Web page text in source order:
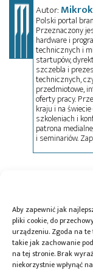
Aby zapewnić jak
pliki cookie, do
urządzeniu. Zgoda na
takie jak zachowanie
na tej stronie. Brak
niekorzystnie wpłynąć
Autor:
Polski portal
Przeznaczony
hardware i
technicznych i
startupów,
szczebla i
technicznych,
przedmiotowe,
oferty pracy.
kraju i na
szkoleniach i
patrona
i seminariów.
Przeczytaj